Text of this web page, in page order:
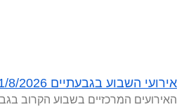
אירועי השבוע בגבעתיים 26/7-1/8/2026
האירועים המרכזיים בשבוע הקרוב